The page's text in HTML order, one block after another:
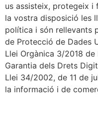
us assisteix, protegeix i
la vostra disposició les
política i són rellevants
de Protecció de Dades
Llei Orgànica 3/2018
Garantia dels Drets
Llei 34/2002, de 11 de
la informació i de